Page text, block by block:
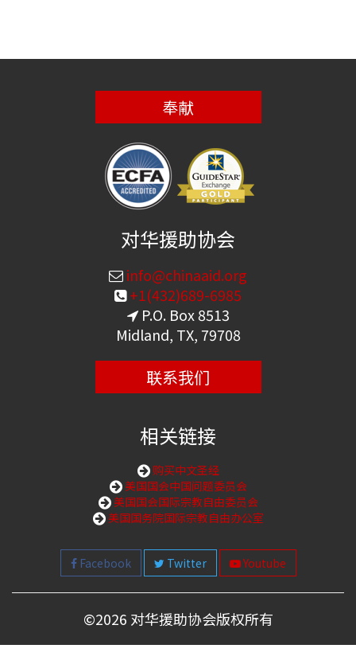
奉献
对华援助协会
info@chinaaid.org
+1(432)689-6985
P.O. Box 8513
Midland, TX, 79708
联系我们
相关链接
购买中文圣经
美国国会中国问题委员会
美国国会国际宗教自由委员会
美国国务院国际宗教自由办公室
Facebook Twitter Youtube
©2026 对华援助协会版权所有